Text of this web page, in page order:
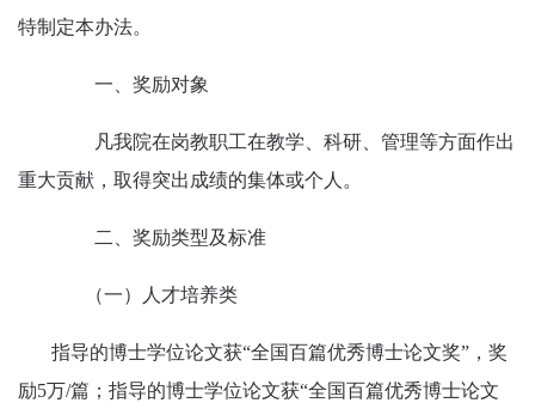
特制定本办法。
一、奖励对象
凡我院在岗教职工在教学、科研、管理等方面作出
重大贡献，取得突出成绩的集体或个人。
二、奖励类型及标准
（一） 人才培养类
指导的博士学位论文获“全国百篇优秀博士论文奖”，奖
励5万/篇；指导的博士学位论文获“全国百篇优秀博士论文